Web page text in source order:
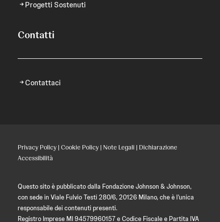
Progetti Sostenuti
Contatti
Contattaci
Privacy Policy | Cookie Policy | Note Legali | Dichiarazione
Accessibilità
Questo sito è pubblicato dalla Fondazione Johnson & Johnson,
con sede in Viale Fulvio Testi 280/6, 20126 Milano, che è l’unica
responsabile dei contenuti presenti.
Registro Imprese MI 94579960157 e Codice Fiscale e Partita IVA